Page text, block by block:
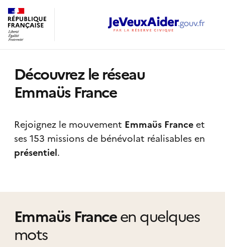
Découvrez le réseau
Emmaüs France
Rejoignez le mouvement Emmaüs Franceet
ses 153 missions de bénévolat réalisables en
présentiel.
Emmaüs Franceen quelques
mots